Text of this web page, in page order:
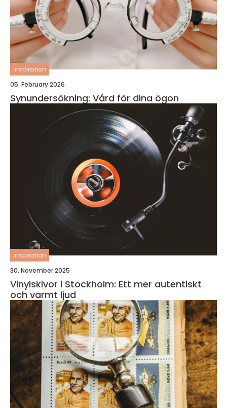
inspiration
05. February 2026
Synundersökning: Vård för dina ögon
inspiration
30. November 2025
Vinylskivor i Stockholm: Ett mer autentiskt
och varmt ljud